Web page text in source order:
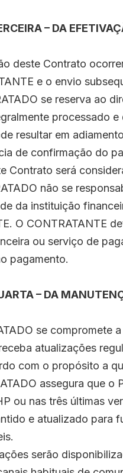
– DA
deste Contrato
e o envio
se reserva ao
processado
resultar em
de confirmação do
Contrato será
não se
da instituição
O CONTRATANTE
ou serviço de
pagamento.
– DA
se compromete
atualizações
com o propósito a
assegura que o
ou nas três últimas
e atualizado para
serão